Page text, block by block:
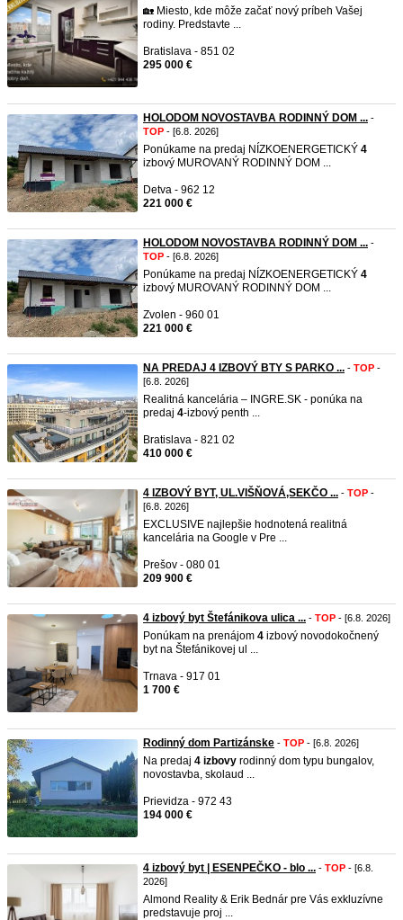
🏡 Miesto, kde môže začať nový príbeh Vašej
rodiny. Predstavte ...
Bratislava - 851 02
295 000 €
HOLODOM NOVOSTAVBA RODINNÝ DOM ... -
TOP - [6.8. 2026]
Ponúkame na predaj NÍZKOENERGETICKÝ 4
izbový MUROVANÝ RODINNÝ DOM ...
Detva - 962 12
221 000 €
HOLODOM NOVOSTAVBA RODINNÝ DOM ... -
TOP - [6.8. 2026]
Ponúkame na predaj NÍZKOENERGETICKÝ 4
izbový MUROVANÝ RODINNÝ DOM ...
Zvolen - 960 01
221 000 €
NA PREDAJ 4 IZBOVÝ BTY S PARKO ... - TOP -
[6.8. 2026]
Realitná kancelária – INGRE.SK - ponúka na
predaj 4-izbový penth ...
Bratislava - 821 02
410 000 €
4 IZBOVÝ BYT, UL.VIŠŇOVÁ,SEKČO ... - TOP -
[6.8. 2026]
EXCLUSIVE najlepšie hodnotená realitná
kancelária na Google v Pre ...
Prešov - 080 01
209 900 €
4 izbový byt Štefánikova ulica ... - TOP - [6.8. 2026]
Ponúkam na prenájom 4 izbový novodokočnený
byt na Štefánikovej ul ...
Trnava - 917 01
1 700 €
Rodinný dom Partizánske - TOP - [6.8. 2026]
Na predaj 4 izbovy rodinný dom typu bungalov,
novostavba, skolaud ...
Prievidza - 972 43
194 000 €
4 izbový byt | ESENPEČKO - blo ... - TOP - [6.8.
2026]
Almond Reality & Erik Bednár pre Vás exkluzívne
predstavuje proj ...